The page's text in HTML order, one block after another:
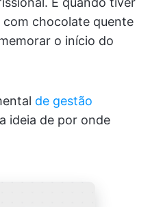
chocolate quente
o início do
de gestão
ideia de por onde